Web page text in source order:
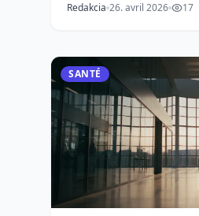
Redakcia 26. avril 2026 17
SANTÉ